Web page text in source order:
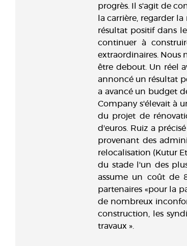
progrès. Il s'agit de
la carrière, regarder
résultat positif dans
continuer à
extraordinaires. Nous
être debout. Un réel
annoncé un résultat
a avancé un budget
Company s'élevait à
du projet de
d'euros. Ruiz a
provenant des
relocalisation (Kutur
du stade l'un des
assume un coût de
partenaires «pour la
de nombreux
construction, les
travaux ».